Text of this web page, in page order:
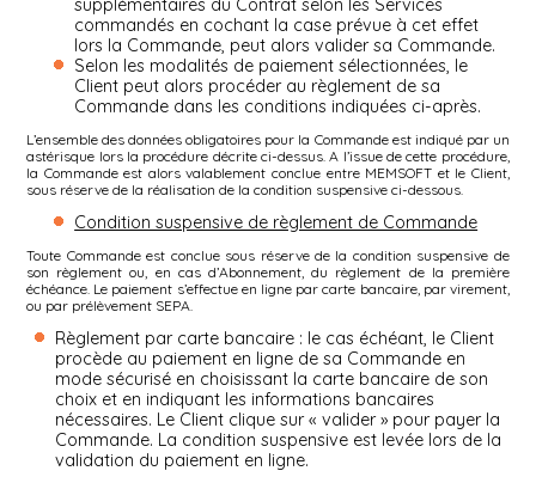
supplémentaires du Contrat selon les Services
commandés en cochant la case prévue à cet effet
lors la Commande, peut alors valider sa Commande.
Selon les modalités de paiement sélectionnées, le
Client peut alors procéder au règlement de sa
Commande dans les conditions indiquées ci-après.
L’ensemble des données obligatoires pour la Commande est indiqué par un
astérisque lors la procédure décrite ci-dessus. A l’issue de cette procédure,
la Commande est alors valablement conclue entre MEMSOFT et le Client,
sous réserve de la réalisation de la condition suspensive ci-dessous.
Condition suspensive de règlement de Commande
Toute Commande est conclue sous réserve de la condition suspensive de
son règlement ou, en cas d’Abonnement, du règlement de la première
échéance. Le paiement s’effectue en ligne par carte bancaire, par virement,
ou par prélèvement SEPA.
Règlement par carte bancaire : le cas échéant, le Client
procède au paiement en ligne de sa Commande en
mode sécurisé en choisissant la carte bancaire de son
choix et en indiquant les informations bancaires
nécessaires. Le Client clique sur « valider » pour payer la
Commande. La condition suspensive est levée lors de la
validation du paiement en ligne.